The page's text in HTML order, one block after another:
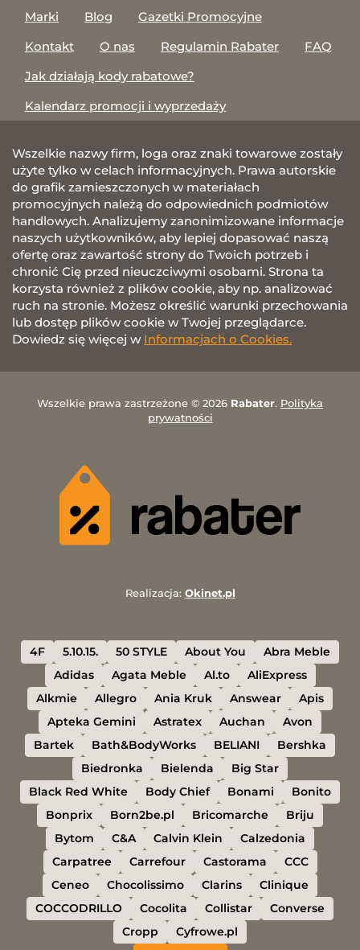
Marki
Blog
Gazetki Promocyjne
Kontakt
O nas Regulamin Rabater
FAQ
Jak działają kody rabatowe?
Kalendarz promocji i wyprzedaży
Wszelkie nazwy firm, loga oraz znaki towarowe zostały
użyte tylko w celach informacyjnych. Prawa autorskie
do grafik zamieszczonych w materiałach
promocyjnych należą do odpowiednich podmiotów
handlowych. Analizujemy zanonimizowane informacje
naszych użytkowników, aby lepiej dopasować naszą
ofertę oraz zawartość strony do Twoich potrzeb i
chronić Cię przed nieuczciwymi osobami. Strona ta
korzysta również z plików cookie, aby np. analizować
ruch na stronie. Możesz określić warunki przechowania
lub dostęp plików cookie w Twojej przeglądarce.
Dowiedz się więcej w Informacjach o Cookies.
Wszelkie prawa zastrzeżone © 2026 Rabater. Polityka
prywatności
Realizacja: Okinet.pl
4F 5.10.15. 50 STYLE About You
Abra Meble
Adidas
Agata Meble Al.to
AliExpress
Alkmie
Allegro Ania Kruk Answear
Apis
Apteka Gemini
Astratex Auchan
Avon
Bartek
Bath&BodyWorks BELIANI
Bershka
Biedronka
Bielenda
Big Star
Black Red White
Body Chief Bonami
Bonito
Bonprix
Born2be.pl Bricomarche
Briju
Bytom
C&A Calvin Klein
Calzedonia
Carpatree
Carrefour Castorama
CCC
Ceneo
Chocolissimo Clarins
Clinique
COCCODRILLO
Cocolita Collistar
Converse
Cropp
Cyfrowe.pl